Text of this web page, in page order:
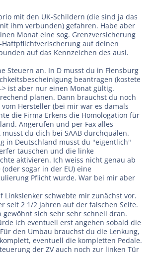
mit den UK-Schildern (die sind ja das
ihm verbunden) gefahren. Habe aber
Monat eine sog. Grenzversicherung
auf deinen
auf das Kennzeichen des ausl.
Steuern an. In D musst du in Flensburg
beantragen (kostete
> ist aber nur einen Monat gültig.
planen. Dann brauchst du noch
Hersteller (bei mir war es damals
die Firma Erkens die Homologation für
Angerufen und per Fax alles
musst du dich bei SAAB durchquälen.
in Deutschland musst du "eigentlich"
tauschen und die linke
aktivieren. Ich weiss nicht genau ab
(oder sogar in der EU) eine
Pflicht wurde. War bei mir aber
Linkslenker schwebte mir zunächst vor.
seit 2 1/2 Jahren auf der falschen Seite.
gewöhnt sich sehr sehr schnell dran.
ich eventuell erst angehen sobald die
den Umbau brauchst du die Lenkung,
eventuell die kompletten Pedale.
der ZV auch noch zur linken Tür